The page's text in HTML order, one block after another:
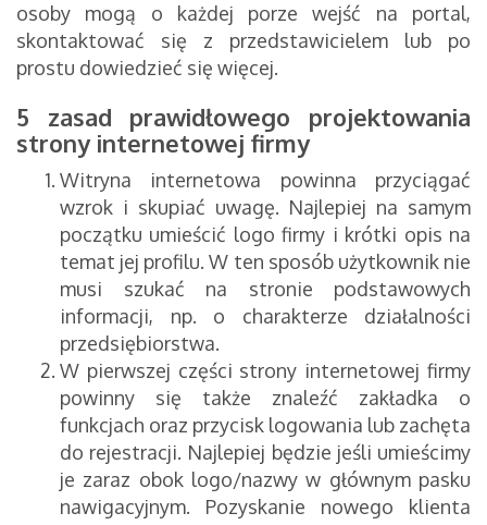
osoby mogą o każdej porze wejść na portal,
skontaktować się z przedstawicielem lub po
prostu dowiedzieć się więcej.
5 zasad prawidłowego projektowania
strony internetowej firmy
Witryna internetowa powinna przyciągać
wzrok i skupiać uwagę. Najlepiej na samym
początku umieścić logo firmy i krótki opis na
temat jej profilu. W ten sposób użytkownik nie
musi szukać na stronie podstawowych
informacji, np. o charakterze działalności
przedsiębiorstwa.
W pierwszej części strony internetowej firmy
powinny się także znaleźć zakładka o
funkcjach oraz przycisk logowania lub zachęta
do rejestracji. Najlepiej będzie jeśli umieścimy
je zaraz obok logo/nazwy w głównym pasku
nawigacyjnym. Pozyskanie nowego klienta